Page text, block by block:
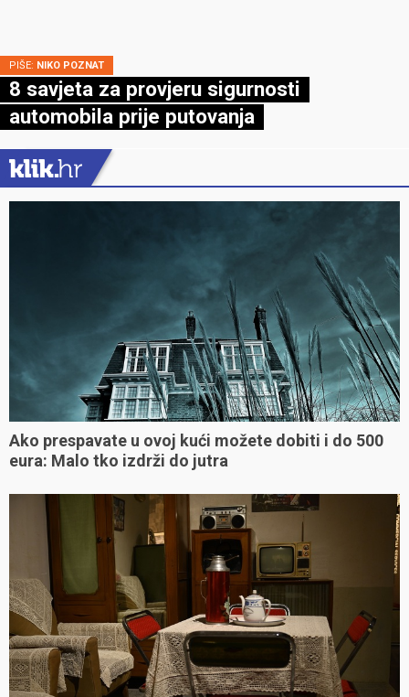
PIŠE: NIKO POZNAT
8 savjeta za provjeru sigurnosti
automobila prije putovanja
Ako prespavate u ovoj kući možete dobiti i do 500
eura: Malo tko izdrži do jutra